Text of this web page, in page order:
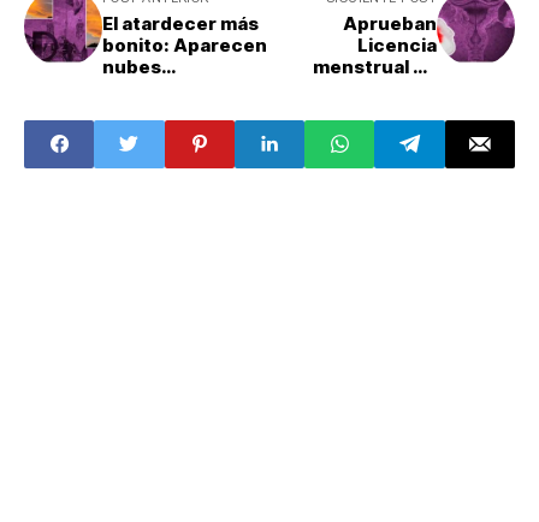
El atardecer más
bonito: Aparecen
nubes
Aprueban
Licencia
menstrual en